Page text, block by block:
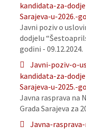
kandidata-za-
Sarajeva-u-2026.-
Javni poziv o
dodjelu
godini - 09.12.2024.
Javni-poziv-o-
kandidata-za-
Sarajeva-u-2025.-
Javna rasprava na
Grada Sarajeva za
Javna-